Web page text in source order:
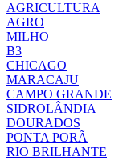
AGRICULTURA
AGRO
MILHO
B3
CHICAGO
MARACAJU
CAMPO GRANDE
SIDROLÂNDIA
DOURADOS
PONTA PORÃ
RIO BRILHANTE